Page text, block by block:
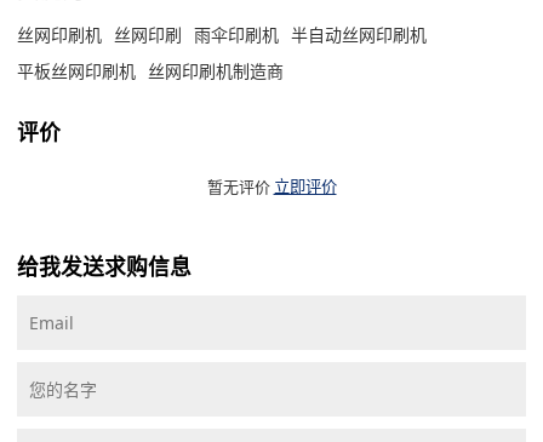
丝网印刷机 丝网印刷 雨伞印刷机 半自动丝网印刷机
平板丝网印刷机 丝网印刷机制造商
评价
暂无评价 立即评价
给我发送求购信息